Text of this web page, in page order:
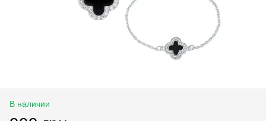
В наличии